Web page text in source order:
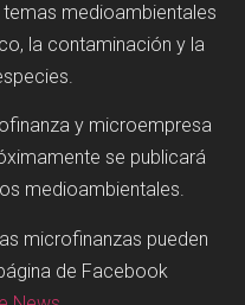
medioambientales
la contaminación y la
y microempresa
se publicará
medioambientales.
microfinanzas pueden
de Facebook